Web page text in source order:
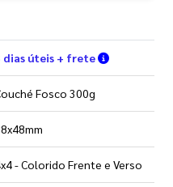
dias úteis + frete Verifique
Fosco 300g
- Colorido Frente e Verso